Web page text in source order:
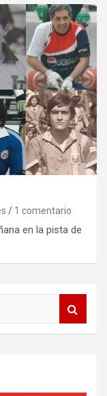
1 comentario
en la pista de